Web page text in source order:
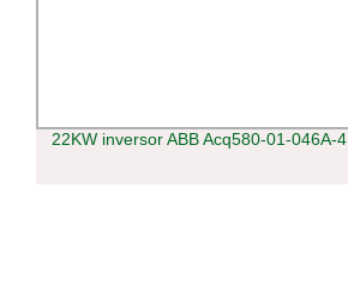
22KW inversor ABB Acq580-01-046A-4